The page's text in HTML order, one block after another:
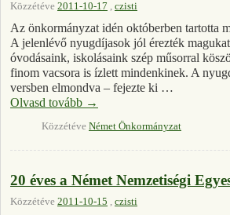
Közzétéve 2011-10-17 , czisti
Az önkormányzat idén októberben tartotta
A jelenlévő nyugdíjasok jól érezték
óvodásaink, iskolásaink szép műsorral
finom vacsora is ízlett mindenkinek. A
versben elmondva – fejezte ki …
Olvasd tovább →
Közzétéve Német Önkormányzat
20 éves a Német Nemzetiségi
Közzétéve 2011-10-15 czisti